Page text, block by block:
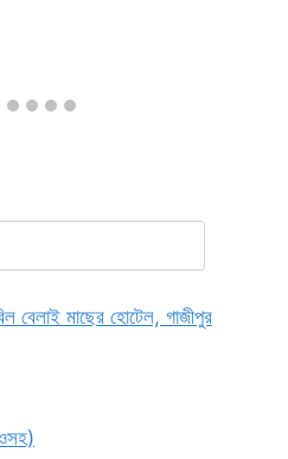
বেলাই মাছের হোটেল, গাজীপুর